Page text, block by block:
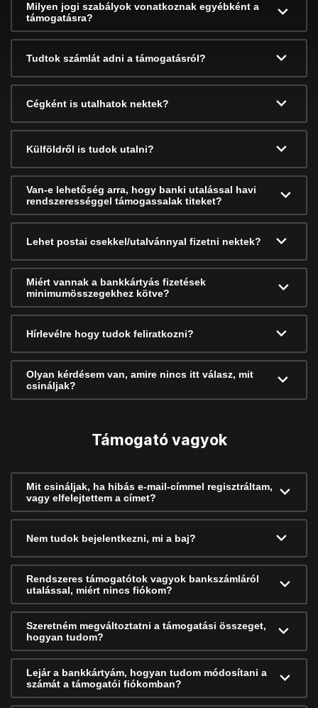
Milyen jogi szabályok vonatkoznak egyébként a
támogatásra?
Tudtok számlát adni a támogatásról?
Cégként is utalhatok nektek?
Külföldről is tudok utalni?
Van-e lehetőség arra, hogy banki utalással havi
rendszerességgel támogassalak titeket?
Lehet postai csekkel/utalvánnyal fizetni nektek?
Miért vannak a bankkártyás fizetések
minimumösszegekhez kötve?
Hírlevélre hogy tudok feliratkozni?
Olyan kérdésem van, amire nincs itt válasz, mit
csináljak?
Támogató vagyok
Mit csináljak, ha hibás e-mail-címmel regisztráltam,
vagy elfelejtettem a címet?
Nem tudok bejelentkezni, mi a baj?
Rendszeres támogatótok vagyok bankszámláról
utalással, miért nincs fiókom?
Szeretném megváltoztatni a támogatási összeget,
hogyan tudom?
Lejár a bankkártyám, hogyan tudom módosítani a
számát a támogatói fiókomban?